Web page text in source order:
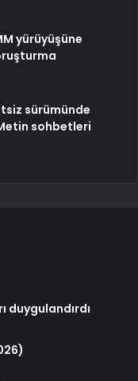
yürüyüşüne
sürümünde
sohbetleri
duygulandırdı